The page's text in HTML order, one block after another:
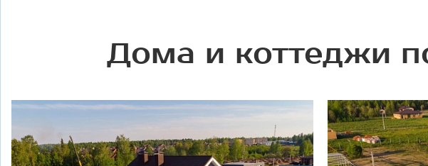
Дома и коттеджи